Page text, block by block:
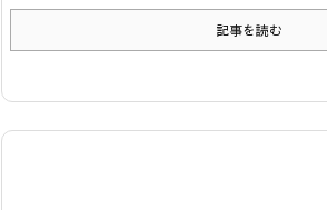
記事を読む